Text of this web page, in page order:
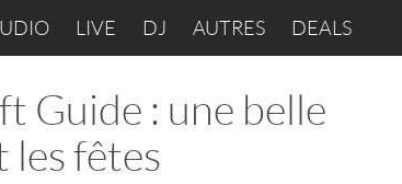
LIVE DJ AUTRES DEALS
Guide : une belle
les fêtes